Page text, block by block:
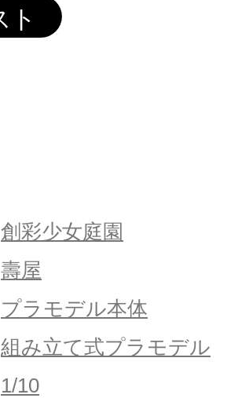
創彩少女庭園
壽屋
プラモデル本体
組み立て式プラモデル
1/10